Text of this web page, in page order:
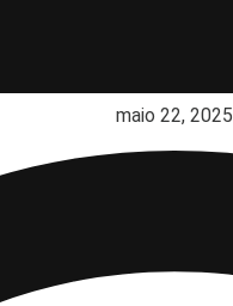
maio 22, 2025